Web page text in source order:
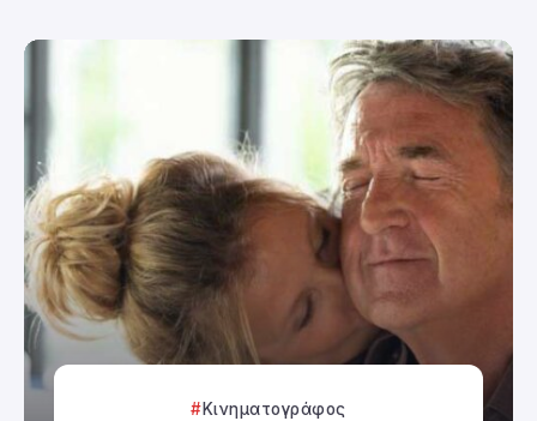
Κινηματογράφος